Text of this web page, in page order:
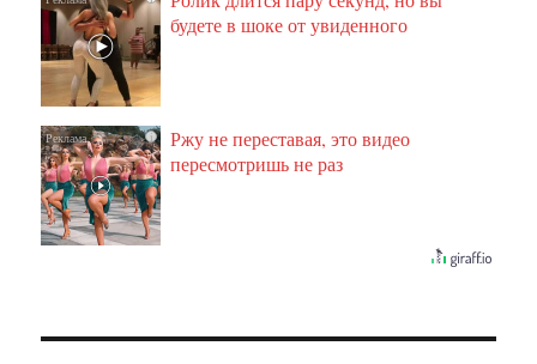
будете в шоке от увиденного
i
Ржу не переставая, это видео
пересмотришь не раз